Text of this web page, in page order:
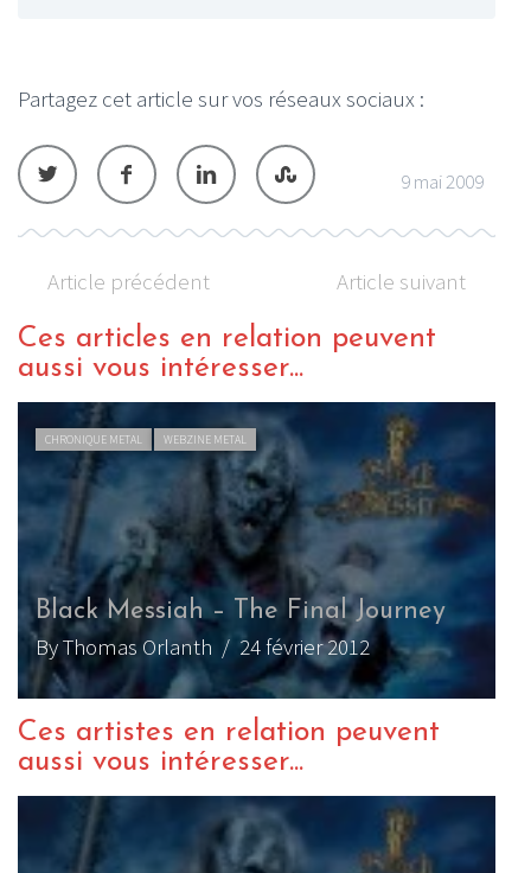
Partagez cet article sur vos réseaux sociaux :
9 mai 2009
Article précédent Article suivant
Ces articles en relation peuvent
aussi vous intéresser...
CHRONIQUE METAL WEBZINE METAL
Black Messiah – The Final Journey
By Thomas Orlanth / 24 février 2012
Ces artistes en relation peuvent
aussi vous intéresser...